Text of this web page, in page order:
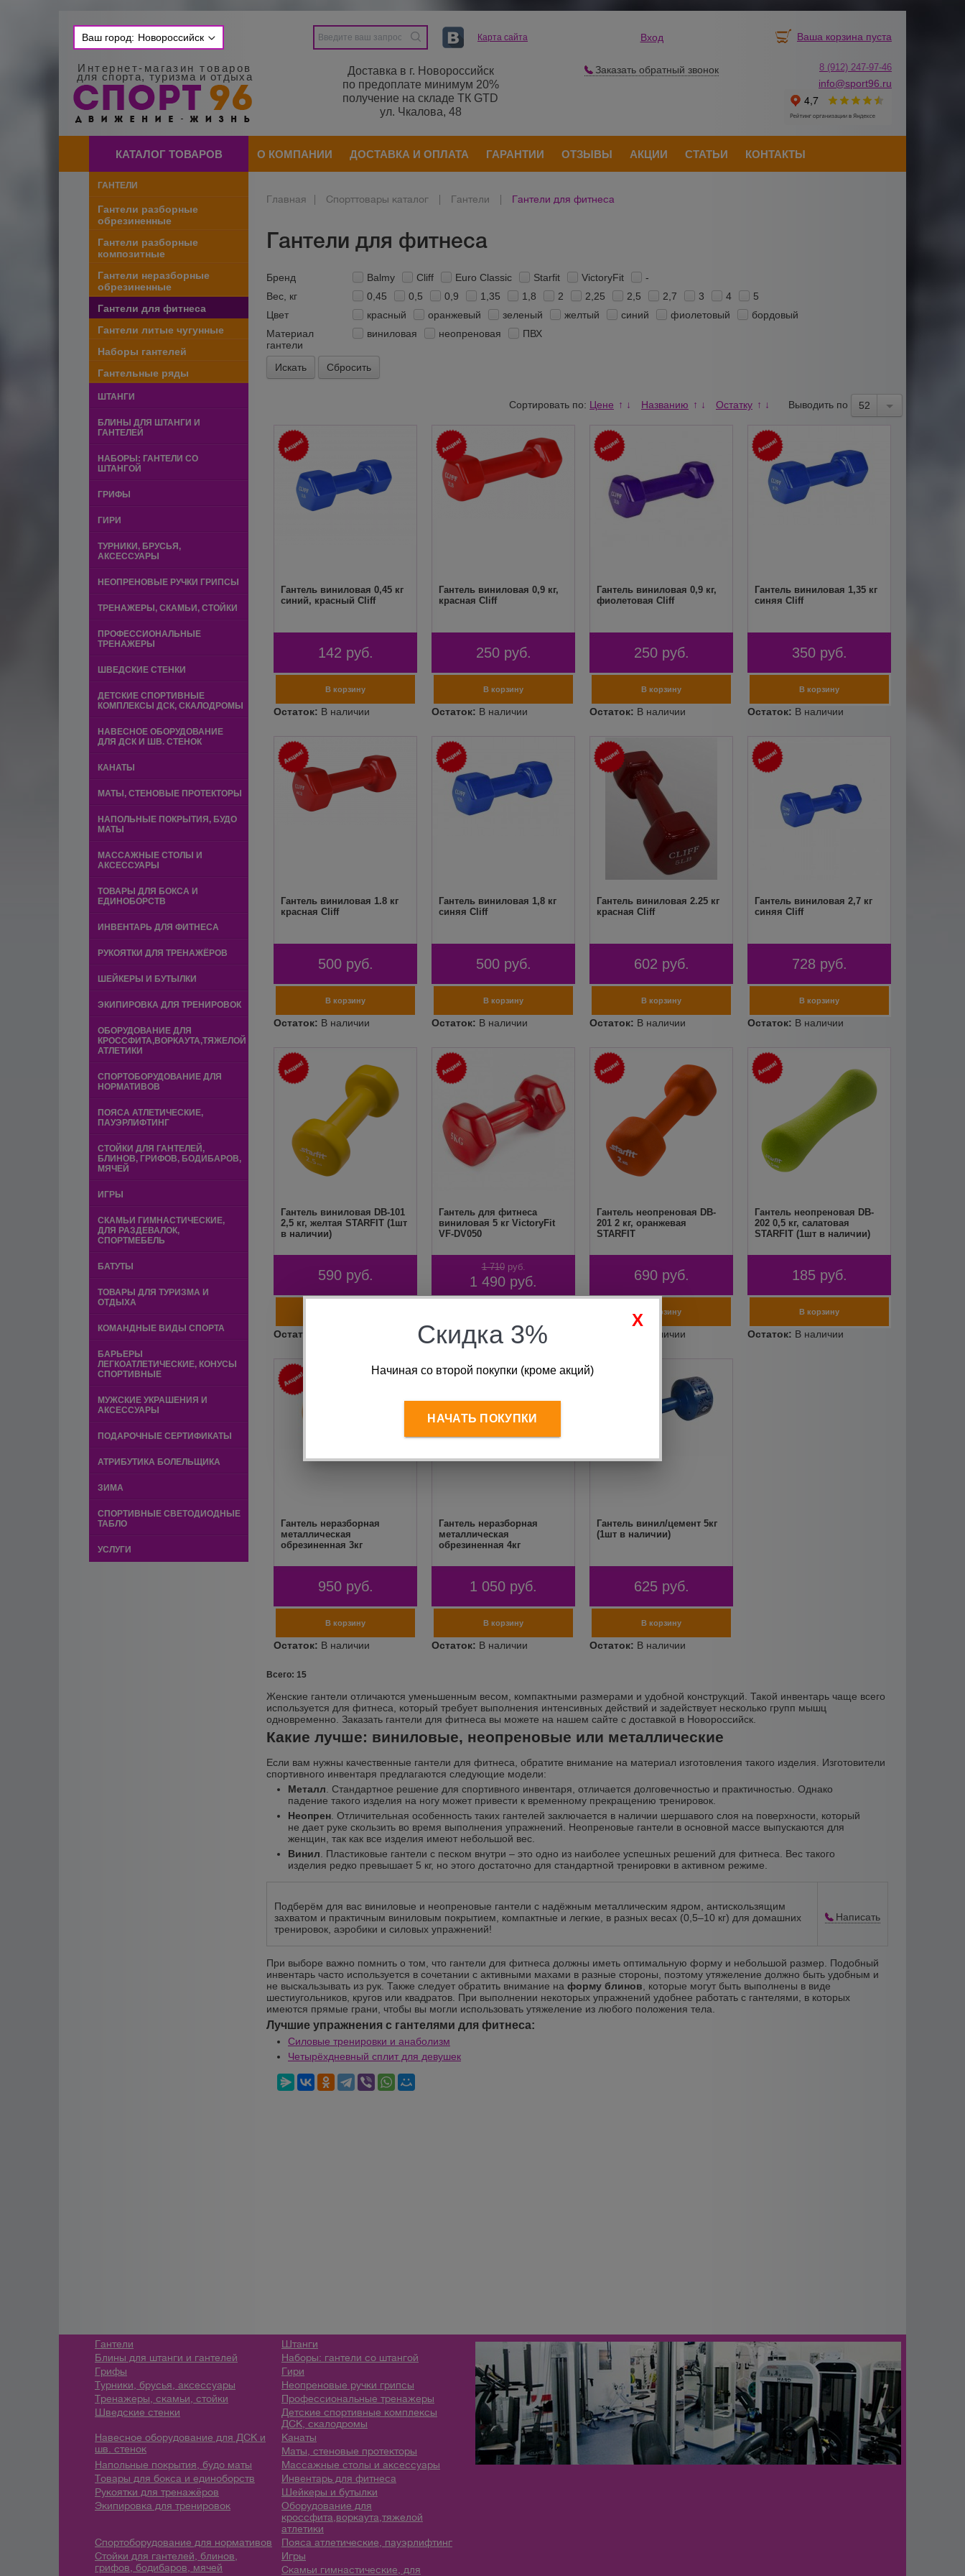
Ваш город: Новороссийск
Интернет-магазин товаров
для спорта, туризма и отдыха
Карта сайта
Доставка в г. Новороссийск
по предоплате минимум 20%
получение на складе ТК GTD
ул. Чкалова, 48
Вход
Заказать обратный звонок
Ваша корзина пуста
8 (912) 247-97-46
info@sport96.ru
КАТАЛОГ ТОВАРОВ О КОМПАНИИ ДОСТАВКА И ОПЛАТА ГАРАНТИИ ОТЗЫВЫ АКЦИИ СТАТЬИ КОНТАКТЫ
ГАНТЕЛИ
Гантели разборные
обрезиненные
Гантели разборные
композитные
Гантели неразборные
обрезиненные
Гантели для фитнеса
Гантели литые чугунные
Наборы гантелей
Гантельные ряды
ШТАНГИ
БЛИНЫ ДЛЯ ШТАНГИ И
ГАНТЕЛЕЙ
НАБОРЫ: ГАНТЕЛИ СО
ШТАНГОЙ
ГРИФЫ
ГИРИ
ТУРНИКИ, БРУСЬЯ,
АКСЕССУАРЫ
НЕОПРЕНОВЫЕ РУЧКИ ГРИПСЫ
ТРЕНАЖЕРЫ, СКАМЬИ, СТОЙКИ
ПРОФЕССИОНАЛЬНЫЕ
ТРЕНАЖЕРЫ
ШВЕДСКИЕ СТЕНКИ
ДЕТСКИЕ СПОРТИВНЫЕ
КОМПЛЕКСЫ ДСК, СКАЛОДРОМЫ
НАВЕСНОЕ ОБОРУДОВАНИЕ
ДЛЯ ДСК И ШВ. СТЕНОК
КАНАТЫ
МАТЫ, СТЕНОВЫЕ ПРОТЕКТОРЫ
НАПОЛЬНЫЕ ПОКРЫТИЯ, БУДО
МАТЫ
МАССАЖНЫЕ СТОЛЫ И
АКСЕССУАРЫ
ТОВАРЫ ДЛЯ БОКСА И
ЕДИНОБОРСТВ
ИНВЕНТАРЬ ДЛЯ ФИТНЕСА
РУКОЯТКИ ДЛЯ ТРЕНАЖЁРОВ
ШЕЙКЕРЫ И БУТЫЛКИ
ЭКИПИРОВКА ДЛЯ ТРЕНИРОВОК
ОБОРУДОВАНИЕ ДЛЯ
КРОССФИТА,ВОРКАУТА,ТЯЖЕЛОЙ
АТЛЕТИКИ
СПОРТОБОРУДОВАНИЕ ДЛЯ
НОРМАТИВОВ
ПОЯСА АТЛЕТИЧЕСКИЕ,
ПАУЭРЛИФТИНГ
СТОЙКИ ДЛЯ ГАНТЕЛЕЙ,
БЛИНОВ, ГРИФОВ, БОДИБАРОВ,
МЯЧЕЙ
ИГРЫ
СКАМЬИ ГИМНАСТИЧЕСКИЕ,
ДЛЯ РАЗДЕВАЛОК,
СПОРТМЕБЕЛЬ
БАТУТЫ
ТОВАРЫ ДЛЯ ТУРИЗМА И
ОТДЫХА
КОМАНДНЫЕ ВИДЫ СПОРТА
БАРЬЕРЫ
ЛЕГКОАТЛЕТИЧЕСКИЕ, КОНУСЫ
СПОРТИВНЫЕ
МУЖСКИЕ УКРАШЕНИЯ И
АКСЕССУАРЫ
ПОДАРОЧНЫЕ СЕРТИФИКАТЫ
АТРИБУТИКА БОЛЕЛЬЩИКА
ЗИМА
СПОРТИВНЫЕ СВЕТОДИОДНЫЕ
ТАБЛО
УСЛУГИ
Главная Спорттовары каталог Гантели Гантели для фитнеса
Гантели для фитнеса
Бренд Balmy Cliff Euro Classic Starfit VictoryFit
-
Вес, кг
0,45 0,5 0,9 1,35 1,8 2 2,25 2,5 2,7 3 4
5
Цвет
красный оранжевый зеленый желтый синий фиолетовый
бордовый
Материал
гантели
виниловая неопреновая ПВХ
Сбросить
Сортировать по: Цене ↑ ↓ Названию ↑ ↓ Остатку ↑ ↓ Выводить по 52
Гантель виниловая 0,45 кг
синий, красный Cliff
142 руб.
Гантель виниловая 0,9 кг,
красная Cliff
250 руб.
Гантель виниловая 0,9 кг,
фиолетовая Cliff
250 руб.
Гантель виниловая 1,35 кг
синяя Cliff
350 руб.
Гантель виниловая 1.8 кг
красная Cliff
500 руб.
Гантель виниловая 1,8 кг
синяя Cliff
500 руб.
Гантель виниловая 2.25 кг
красная Cliff
602 руб.
Гантель виниловая 2,7 кг
синяя Cliff
728 руб.
Гантель виниловая DB-101
2,5 кг, желтая STARFIT (1шт
в наличии)
590 руб.
Гантель для фитнеса
виниловая 5 кг VictoryFit
VF-DV050
1 710 руб.
1 490 руб.
Гантель неопреновая DB-
201 2 кг, оранжевая
STARFIT
690 руб.
Гантель неопреновая DB-
202 0,5 кг, салатовая
STARFIT (1шт в наличии)
185 руб.
Гантель неразборная
металлическая
обрезиненная 3кг
950 руб.
Гантель неразборная
металлическая
обрезиненная 4кг
1 050 руб.
Гантель винил/цемент 5кг
(1шт в наличии)
625 руб.
Всего: 15
Женские гантели отличаются уменьшенным весом, компактными размерами и удобной конструкций. Такой инвентарь чаще всего
используется для фитнеса, который требует выполнения интенсивных действий и задействует несколько групп мышц
одновременно. Заказать гантели для фитнеса вы можете на нашем сайте с доставкой в Новороссийск.
Какие лучше: виниловые, неопреновые или металлические
Если вам нужны качественные гантели для фитнеса, обратите внимание на материал изготовления такого изделия. Изготовители
спортивного инвентаря предлагаются следующие модели:
Металл . Стандартное решение для спортивного инвентаря, отличается долговечностью и практичностью. Однако
падение такого изделия на ногу может привести к временному прекращению тренировок.
Неопрен . Отличительная особенность таких гантелей заключается в наличии шершавого слоя на поверхности, который
не дает руке скользить во время выполнения упражнений. Неопреновые гантели в основной массе выпускаются для
женщин, так как все изделия имеют небольшой вес.
Винил . Пластиковые гантели с песком внутри – это одно из наиболее успешных решений для фитнеса. Вес такого
изделия редко превышает 5 кг, но этого достаточно для стандартной тренировки в активном режиме.
Подберём для вас виниловые и неопреновые гантели с надёжным металлическим ядром, антискользящим
захватом и практичным виниловым покрытием, компактные и легкие, в разных весах (0,5–10 кг) для домашних
тренировок, аэробики и силовых упражнений!
Написать
При выборе важно помнить о том, что гантели для фитнеса должны иметь оптимальную форму и небольшой размер. Подобный
инвентарь часто используется в сочетании с активными махами в разные стороны, поэтому утяжеление должно быть удобным и
не выскальзывать из рук. Также следует обратить внимание на форму блинов , которые могут быть выполнены в виде
шестиугольников, кругов или квадратов. При выполнении некоторых упражнений удобнее работать с гантелями, в которых
имеются прямые грани, чтобы вы могли использовать утяжеление из любого положения тела.
Лучшие упражнения с гантелями для фитнеса:
Силовые тренировки и анаболизм
Четырёхдневный сплит для девушек
Гантели
Штанги
Блины для штанги и гантелей
Наборы: гантели со штангой
Грифы
Гири
Турники, брусья, аксессуары
Неопреновые ручки грипсы
Тренажеры, скамьи, стойки
Профессиональные тренажеры
Шведские стенки
Детские спортивные комплексы
ДСК, скалодромы
Навесное оборудование для ДСК и
шв. стенок
Канаты
Маты, стеновые протекторы
Напольные покрытия, будо маты
Массажные столы и аксессуары
Товары для бокса и единоборств
Инвентарь для фитнеса
Рукоятки для тренажёров
Шейкеры и бутылки
Экипировка для тренировок
Оборудование для
кроссфита,воркаута,тяжелой
атлетики
Спортоборудование для нормативов
Пояса атлетические, пауэрлифтинг
Стойки для гантелей, блинов,
грифов, бодибаров, мячей
Игры
Скамьи гимнастические, для
Скидка 3%
Начиная со второй покупки (кроме акций)
НАЧАТЬ ПОКУПКИ